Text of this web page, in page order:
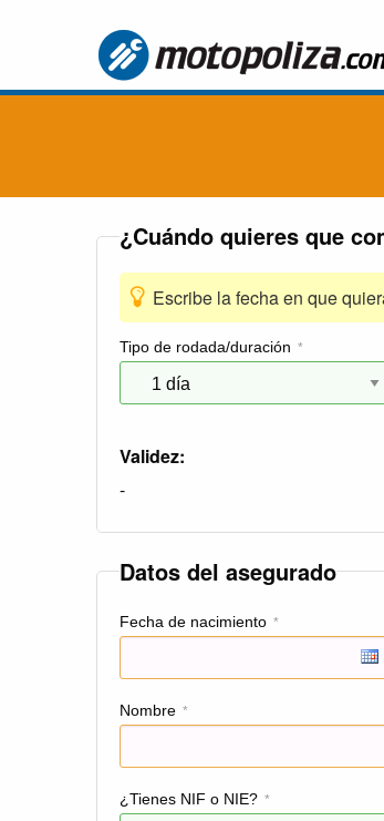
¿Cuándo quieres que
Escribe la fecha en que
Tipo de rodada/duración *
Validez:
-
Datos del asegurado
Fecha de nacimiento *
Nombre *
¿Tienes NIF o NIE? *